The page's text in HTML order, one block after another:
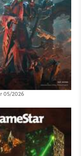
05/2026